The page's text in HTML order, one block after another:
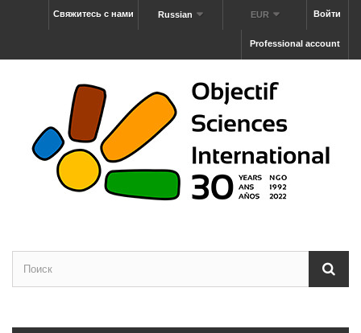
Войти
EUR
Russian
Свяжитесь с нами
Professional account